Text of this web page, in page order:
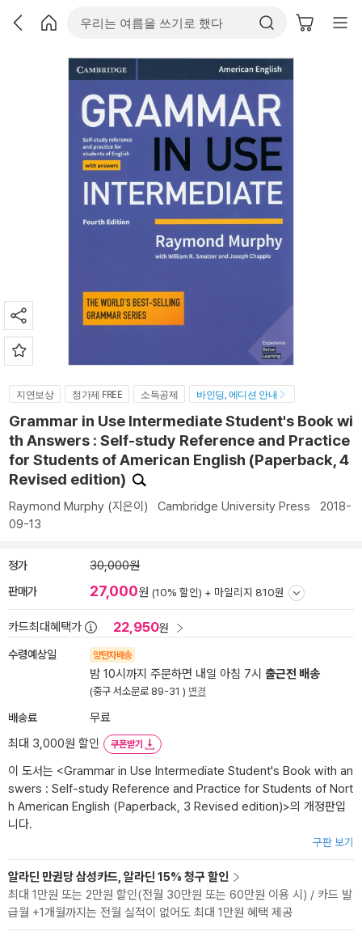
지연보상 정가제 FREE 소득공제 바인딩, 에디션 안내
Grammar in Use Intermediate Student's Book wi
th Answers : Self-study Reference and Practice
for Students of American English (Paperback, 4
Revised edition)
Raymond Murphy (지은이) Cambridge University Press 2018-
09-13
정가 30,000원
판매가 27,000원 (10% 할인) + 마일리지 810원
카드최대혜택가 22,950원
수령예상일 양탄자배송
밤 10시까지 주문하면 내일 아침 7시 출근전 배송
(중구 서소문로 89-31 ) 변경
배송료
무료
최대 3,000원 할인
쿠폰받기
이 도서는 <Grammar in Use Intermediate Student's Book with an
swers : Self-study Reference and Practice for Students of Nort
h American English (Paperback, 3 Revised edition)>의 개정판입
니다.
구판 보기
알라딘 만권당 삼성카드, 알라딘 15% 청구 할인
최대 1만원 또는 2만원 할인(전월 30만원 또는 60만원 이용 시) / 카드 발
급월 +1개월까지는 전월 실적이 없어도 최대 1만원 혜택 제공